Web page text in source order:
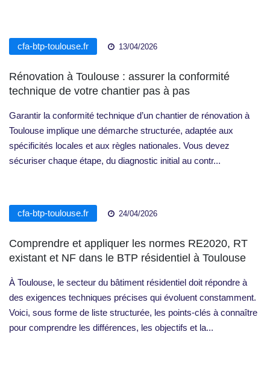
cfa-btp-toulouse.fr 13/04/2026
Rénovation à Toulouse : assurer la conformité
technique de votre chantier pas à pas
Garantir la conformité technique d’un chantier de rénovation à
Toulouse implique une démarche structurée, adaptée aux
spécificités locales et aux règles nationales. Vous devez
sécuriser chaque étape, du diagnostic initial au contr...
cfa-btp-toulouse.fr 24/04/2026
Comprendre et appliquer les normes RE2020, RT
existant et NF dans le BTP résidentiel à Toulouse
À Toulouse, le secteur du bâtiment résidentiel doit répondre à
des exigences techniques précises qui évoluent constamment.
Voici, sous forme de liste structurée, les points-clés à connaître
pour comprendre les différences, les objectifs et la...